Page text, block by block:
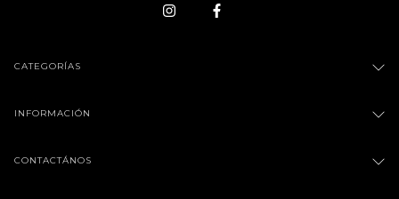
CATEGORÍAS
INFORMACIÓN
CONTACTÁNOS